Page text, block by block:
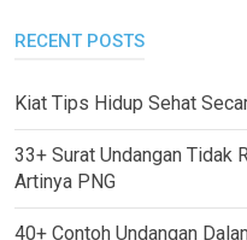
RECENT POSTS
Kiat Tips Hidup Sehat
33+ Surat Undangan Tidak
Artinya PNG
40+ Contoh Undangan